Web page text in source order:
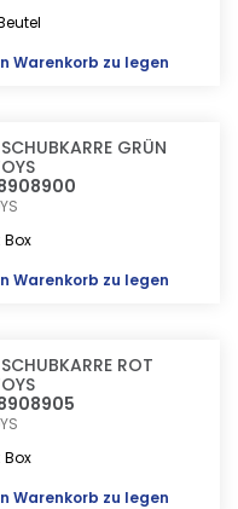
Warenkorb zu legen
GRÜN
Warenkorb zu legen
ROT
Warenkorb zu legen